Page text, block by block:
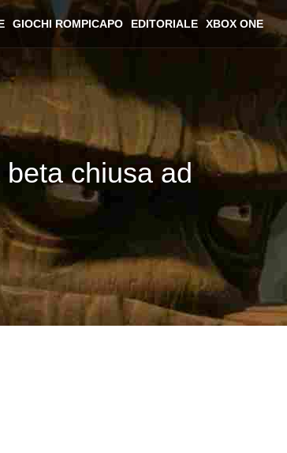
GIOCHI ROMPICAPO EDITORIALE XBOX ONE
chiusa ad